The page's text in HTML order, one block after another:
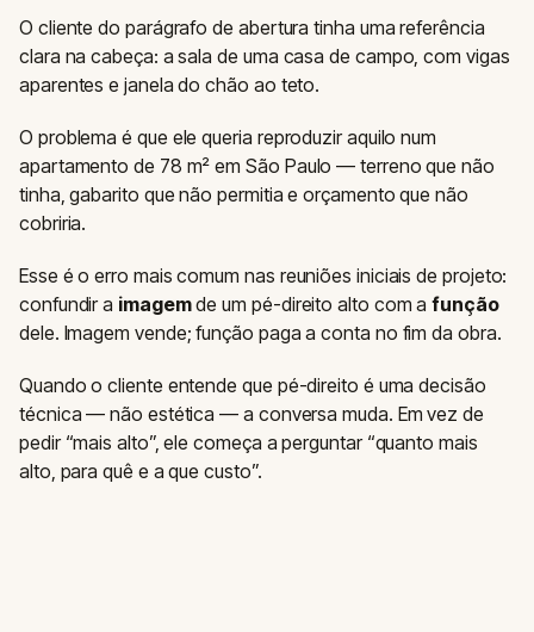
O cliente do parágrafo de abertura tinha uma referência
clara na cabeça: a sala de uma casa de campo, com vigas
aparentes e janela do chão ao teto.
O problema é que ele queria reproduzir aquilo num
apartamento de 78 m² em São Paulo — terreno que não
tinha, gabarito que não permitia e orçamento que não
cobriria.
Esse é o erro mais comum nas reuniões iniciais de projeto:
confundir a imagemde um pé-direito alto com afunção
dele. Imagem vende; função paga a conta no fim da obra.
Quando o cliente entende que pé-direito é uma decisão
técnica — não estética — a conversa muda. Em vez de
pedir “mais alto”, ele começa a perguntar “quanto mais
alto, para quê e a que custo”.